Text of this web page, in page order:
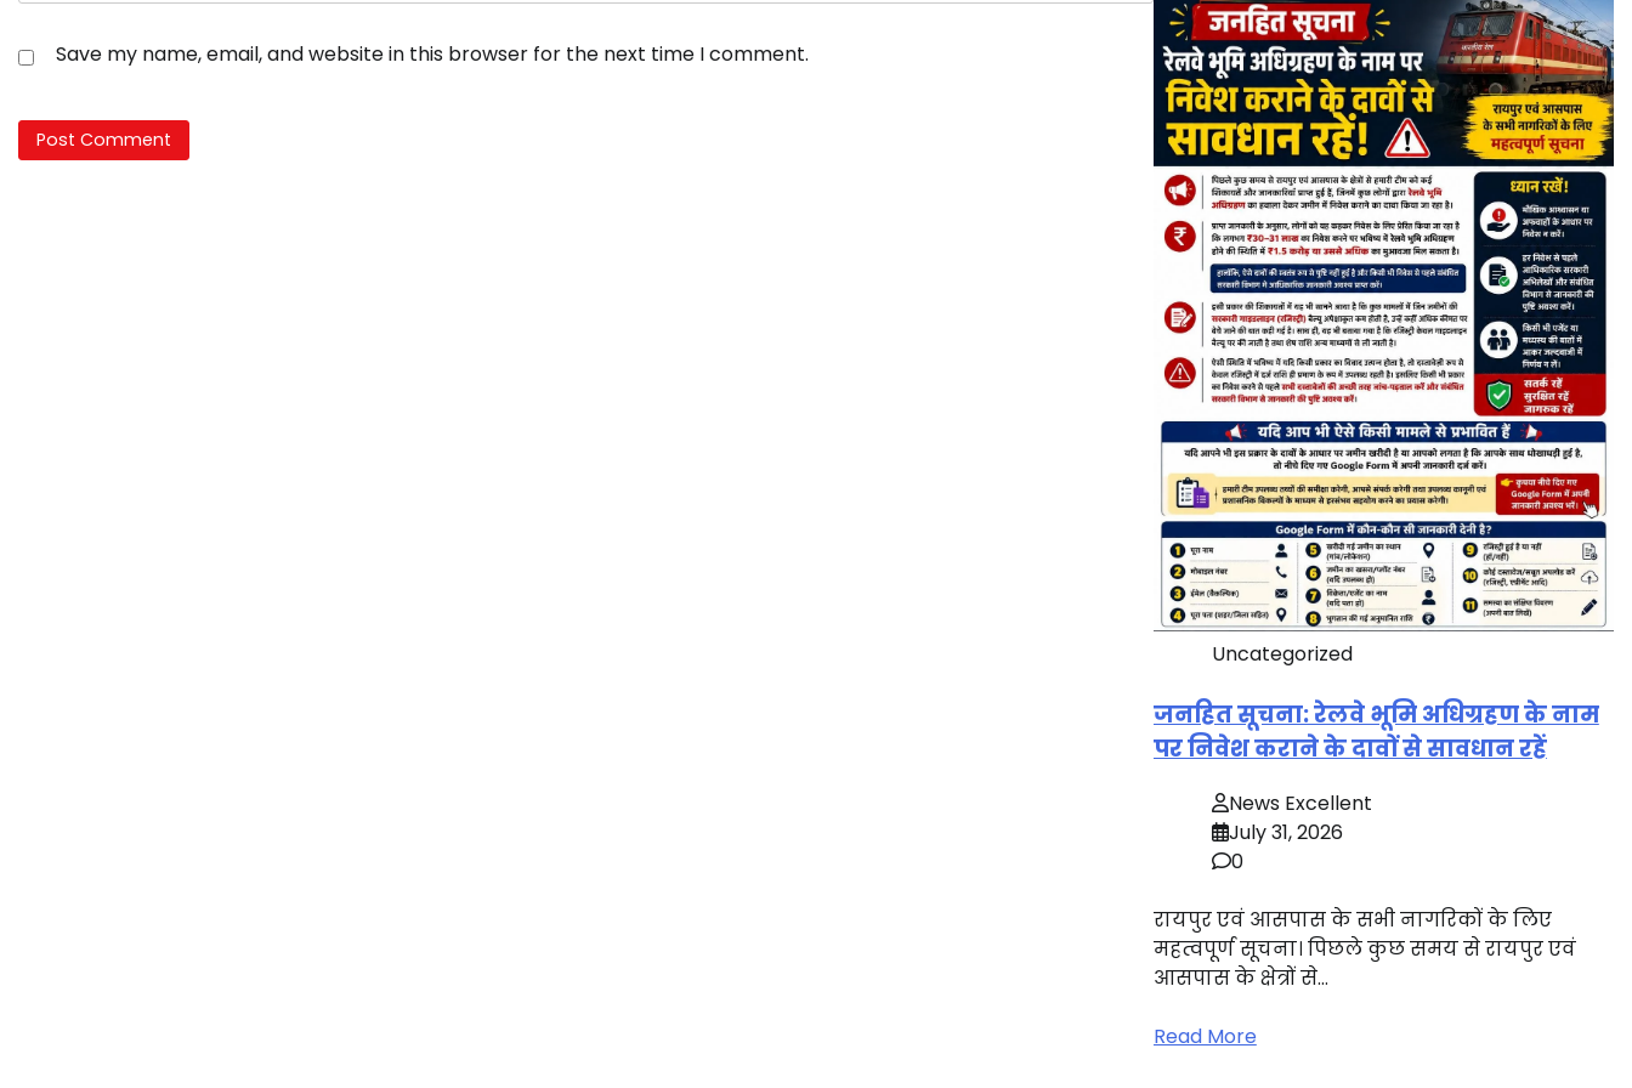
Save my name, email, and website in this browser for the next time I comment.
Uncategorized
जनहित सूचना: रेलवे भूमि अधिग्रहण के नाम
पर निवेश कराने के दावों से सावधान रहें
News Excellent
July 31, 2026
0
रायपुर एवं आसपास के सभी नागरिकों के लिए
महत्वपूर्ण सूचना। पिछले कुछ समय से रायपुर एवं
आसपास के क्षेत्रों से…
Read More